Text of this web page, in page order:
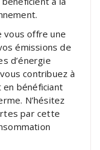
vous offre une
émissions de
d’énergie
contribuez à
bénéficiant
N’hésitez
par cette